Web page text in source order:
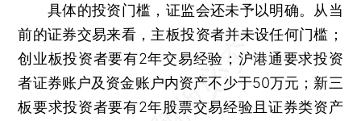
具体的投资门槛，证监会还未予以明确。从当
前的证券交易来看，主板投资者并未设任何门槛；
创业板投资者要有2年交易经验；沪港通要求投资
者证券账户及资金账户内资产不少于50万元；新三
板要求投资者要有2年股票交易经验且证券类资产